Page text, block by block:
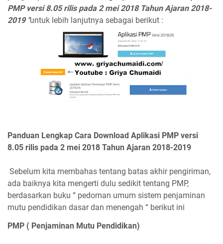
PMP versi 8.05 rilis pada 2 mei 2018 Tahun Ajaran 2018-
2019 "untuk lebih lanjutnya sebagai berikut :
Panduan Lengkap Cara Download Aplikasi PMP versi
8.05 rilis pada 2 mei 2018 Tahun Ajaran 2018-2019
Sebelum kita membahas tentang batas akhir pengiriman,
ada baiknya kita mengerti dulu sedikit tentang PMP,
berdasarkan buku “ pedoman umum sistem penjaminan
mutu pendidikan dasar dan menengah “ berikut ini
PMP ( Penjaminan Mutu Pendidikan)